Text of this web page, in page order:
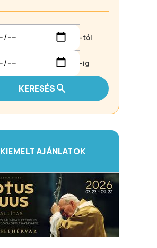
-tól
-ig
KERESÉS
KIEMELT AJÁNLATOK